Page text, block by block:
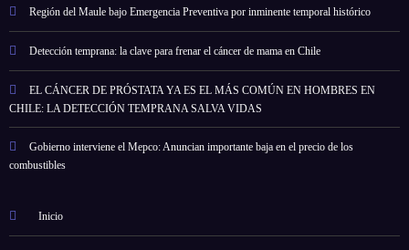
Región del Maule bajo Emergencia Preventiva por inminente temporal histórico
Detección temprana: la clave para frenar el cáncer de mama en Chile
EL CÁNCER DE PRÓSTATA YA ES EL MÁS COMÚN EN HOMBRES EN
CHILE: LA DETECCIÓN TEMPRANA SALVA VIDAS
Gobierno interviene el Mepco: Anuncian importante baja en el precio de los
combustibles
Inicio